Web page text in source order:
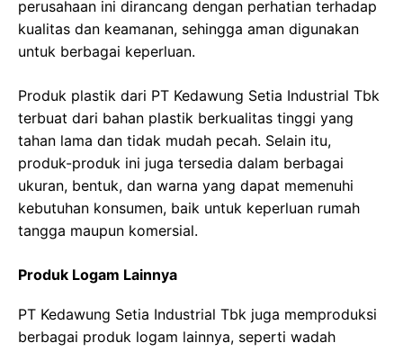
perusahaan ini dirancang dengan perhatian terhadap
kualitas dan keamanan, sehingga aman digunakan
untuk berbagai keperluan.
Produk plastik dari PT Kedawung Setia Industrial Tbk
terbuat dari bahan plastik berkualitas tinggi yang
tahan lama dan tidak mudah pecah. Selain itu,
produk-produk ini juga tersedia dalam berbagai
ukuran, bentuk, dan warna yang dapat memenuhi
kebutuhan konsumen, baik untuk keperluan rumah
tangga maupun komersial.
Produk Logam Lainnya
PT Kedawung Setia Industrial Tbk juga memproduksi
berbagai produk logam lainnya, seperti wadah